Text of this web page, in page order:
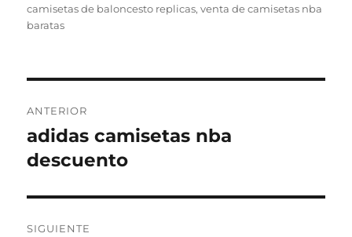
camisetas de baloncesto replicas,venta de camisetas nba
baratas
de
entradas
ANTERIOR
Entrada
anterior:
adidas camisetas nba
descuento
SIGUIENTE